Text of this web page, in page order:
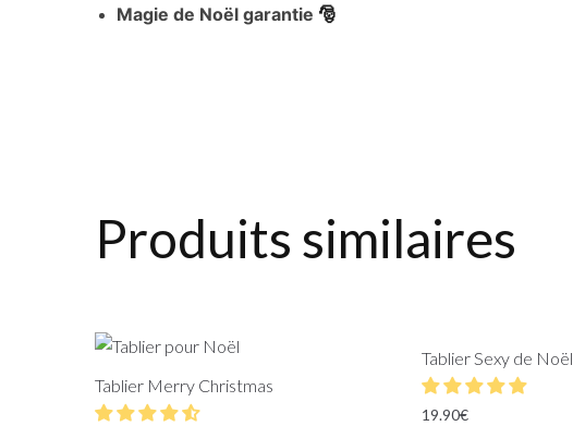
Magie de Noël garantie 🎅
Produits similaires
Tablier Merry Christmas
Tablier Sexy de Noël
19.90€